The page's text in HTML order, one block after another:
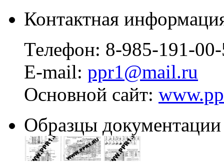
Контактная
Телефон: 8-985-191-
E-mail: ppr1@mail.ru
Основной сайт:
Образцы документации